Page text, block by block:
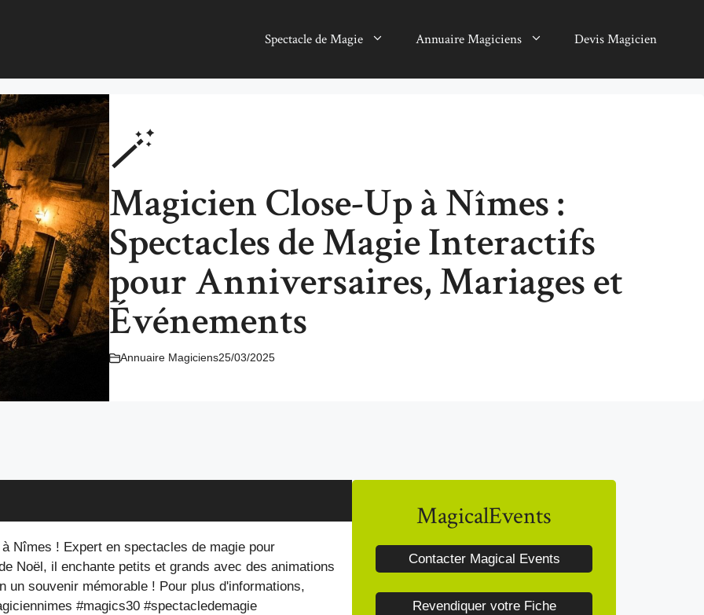
Spectacle de Magie Annuaire Magiciens Devis Magicien
🪄
Magicien Close-Up à Nîmes :
Spectacles de Magie Interactifs
pour Anniversaires, Mariages et
Événements
Annuaire Magiciens25/03/2025
Nîmes ! Expert en spectacles de magie pour
Noël, il enchante petits et grands avec des animations
un souvenir mémorable ! Pour plus d'informations,
#magics30 #spectacledemagie
MagicalEvents
Contacter Magical Events
Revendiquer votre Fiche